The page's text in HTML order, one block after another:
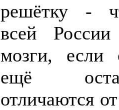
решётку -
всей России
мозги, если
ещё
отличаются